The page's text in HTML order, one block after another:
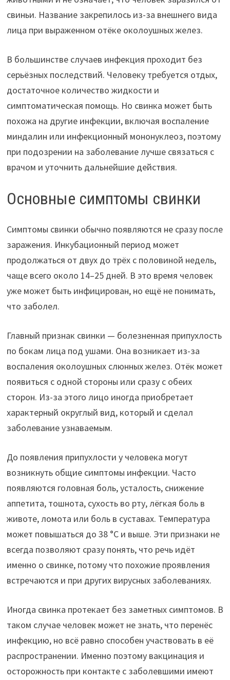
свиньи. Название закрепилось из-за внешнего вида
лица при выраженном отёке околоушных желез.
В большинстве случаев инфекция проходит без
серьёзных последствий. Человеку требуется отдых,
достаточное количество жидкости и
симптоматическая помощь. Но свинка может быть
похожа на другие инфекции, включая воспаление
миндалин или инфекционный мононуклеоз, поэтому
при подозрении на заболевание лучше связаться с
врачом и уточнить дальнейшие действия.
Основные симптомы свинки
Симптомы свинки обычно появляются не сразу после
заражения. Инкубационный период может
продолжаться от двух до трёх с половиной недель,
чаще всего около 14–25 дней. В это время человек
уже может быть инфицирован, но ещё не понимать,
что заболел.
Главный признак свинки — болезненная припухлость
по бокам лица под ушами. Она возникает из-за
воспаления околоушных слюнных желез. Отёк может
появиться с одной стороны или сразу с обеих
сторон. Из-за этого лицо иногда приобретает
характерный округлый вид, который и сделал
заболевание узнаваемым.
До появления припухлости у человека могут
возникнуть общие симптомы инфекции. Часто
появляются головная боль, усталость, снижение
аппетита, тошнота, сухость во рту, лёгкая боль в
животе, ломота или боль в суставах. Температура
может повышаться до 38 °C и выше. Эти признаки не
всегда позволяют сразу понять, что речь идёт
именно о свинке, потому что похожие проявления
встречаются и при других вирусных заболеваниях.
Иногда свинка протекает без заметных симптомов. В
таком случае человек может не знать, что перенёс
инфекцию, но всё равно способен участвовать в её
распространении. Именно поэтому вакцинация и
осторожность при контакте с заболевшими имеют